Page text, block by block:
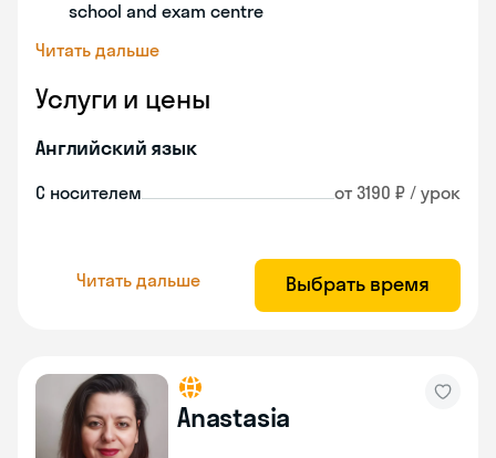
school and exam centre
Читать дальше
Услуги и цены
Английский язык
С носителем от 3190 ₽ / урок
Читать дальше Выбрать время
Anastasia